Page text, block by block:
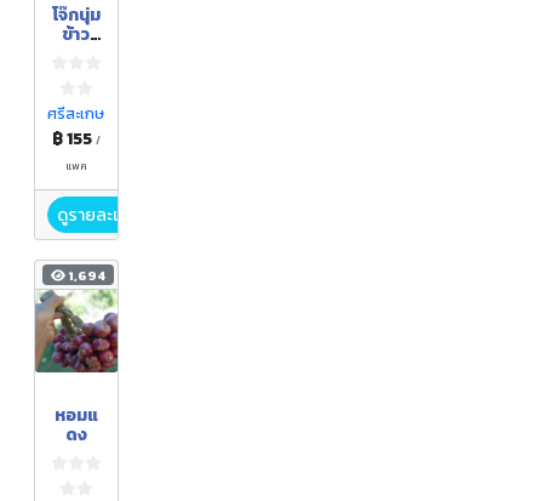
โจ๊กนุ่ม
ข้าว
กนิค
ศรีสะเกษ
฿ 155 /
แพค
ดูรายละเอียด
1,694
หอมแ
ดง